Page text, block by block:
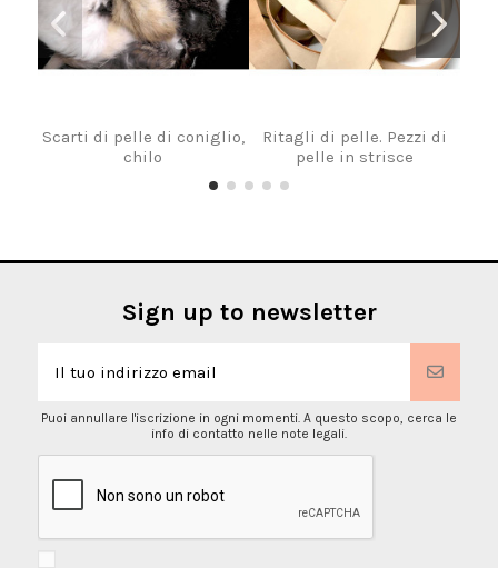
Scarti di pelle di coniglio,
chilo
Ritagli di pelle. Pezzi di
pelle in strisce
Sign up to newsletter
Puoi annullare l'iscrizione in ogni momenti. A questo scopo, cerca le
info di contatto nelle note legali.